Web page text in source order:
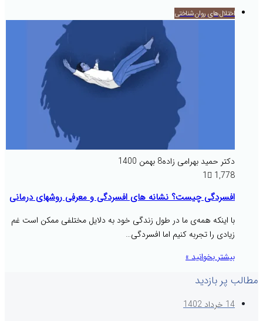
اختلال‌های روان‌شناختی
دکتر حمید بهرامی زاده8 بهمن 1400
1
1,778
افسردگی چیست؟ نشانه های افسردگی و معرفی روشهای درمانی
با اینکه همه‌ی ما در طول زندگی خود به دلایل مختلفی ممکن است غم
زیادی را تجربه کنیم اما افسردگی…
بیشتر بخوانید »
مطالب پر بازدید
14 خرداد 1402